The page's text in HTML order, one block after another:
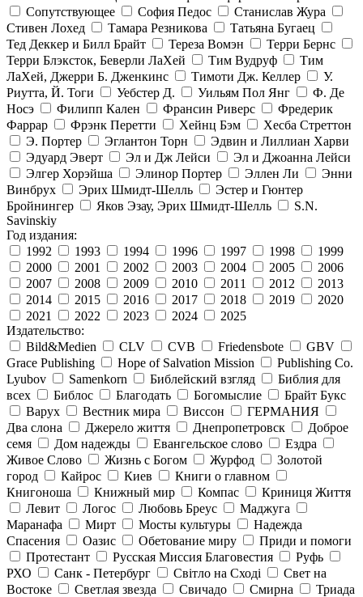
Сопутствующее
София Педос
Станислав Жура
Стивен Лохед
Тамара Резникова
Татьяна Бугаец
Тед Деккер и Билл Брайт
Тереза Вомэн
Терри Бернс
Терри Блэксток, Беверли ЛаХей
Тим Вудруф
Тим
ЛаХей, Джерри Б. Дженкинс
Тимоти Дж. Келлер
У.
Риутта, Й. Тоги
Уебстер Д. Уильям Пол Янг
Ф. Де
Носэ
Филипп Кален Франсин Риверс
Фредерик
Фаррар
Фрэнк Перетти Хейнц Бэм
Хесба Стреттон
Э. Портер
Эглантон Торн
Эдвин и Лиллиан Харви
Эдуард Эверт
Эл и Дж Лейси
Эл и Джоанна Лейси
Элгер Хорэйша
Элинор Портер Эллен Ли
Энни
Винбрух
Эрих Шмидт-Шелль
Эстер и Гюнтер
Бройнингер
Яков Эзау, Эрих Шмидт-Шелль
S.N.
Savinskiy
Год издания:
1992
1993 1994 1996 1997 1998
1999
2000
2001 2002 2003 2004 2005
2006
2007
2008 2009 2010 2011 2012
2013
2014
2015 2016 2017 2018 2019
2020
2021
2022 2023 2024
2025
Издательство:
Bild&Medien
CLV CVB Friedensbote
GBV
Grace Publishing
Hope of Salvation Mission
Publishing Co.
Lyubov
Samenkorn Библейский взгляд
Библия для
всех
Библос Благодать Богомыслие
Брайт Букс
Варух
Вестник мира Виссон
ГЕРМАНИЯ
Два слона
Джерело життя Днепропетровск
Доброе
семя
Дом надежды Евангельское слово
Ездра
Живое Слово
Жизнь с Богом Журфод
Золотой
город
Кайрос Киев
Книги о главном
Книгоноша
Книжный мир Компас
Криниця Життя
Левит
Логос Любовь Бреус
Маджуга
Маранафа
Мирт Мосты культуры
Надежда
Спасения
Оазис Обетование миру
Приди и помоги
Протестант
Русская Миссия Благовестия
Руфь
РХО
Санк - Петербург Світло на Сході
Свет на
Востоке
Светлая звезда Свичадо Смирна
Триада